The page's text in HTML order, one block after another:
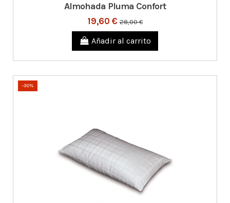
Almohada Pluma Confort
19,60 €28,00 €
Añadir al carrito
-30%